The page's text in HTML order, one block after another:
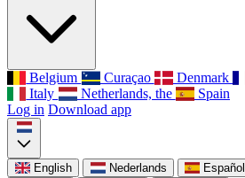
Belgium Curaçao Denmark
Italy
Netherlands, the
Spain
Log in Download app
English Nederlands Español